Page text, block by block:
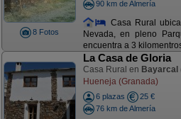
8 Fotos
90 km de Almería
Casa Rural
Nevada, en pleno
encuentra a 3
La Casa de Gloria
Casa Rural en Bayarcal
Hueneja (Granada)
6 plazas
25 €
76 km de Almería